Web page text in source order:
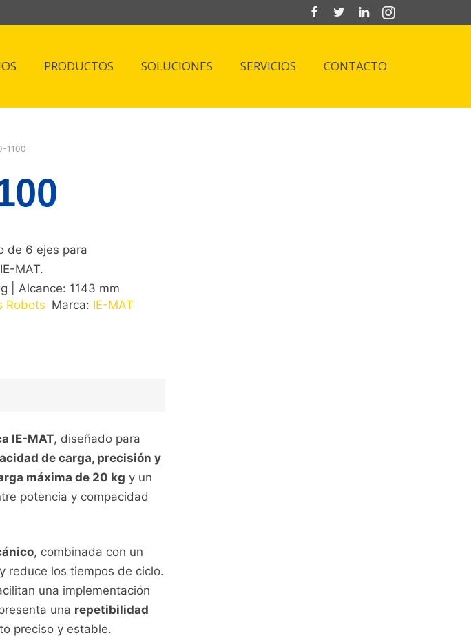
PRODUCTOS SOLUCIONES SERVICIOS CONTACTO
1100
de 6 ejes para
MAT.
| Alcance: 1143 mm
Robots Marca: IE-MAT
IE-MAT, diseñado para
de carga, precisión y
máxima de 20 kg y un
potencia y compacidad
, combinada con un
reduce los tiempos de ciclo.
una implementación
una repetibilidad
preciso y estable.